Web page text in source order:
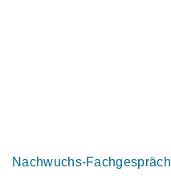
Nachwuchs-Fachgespräch